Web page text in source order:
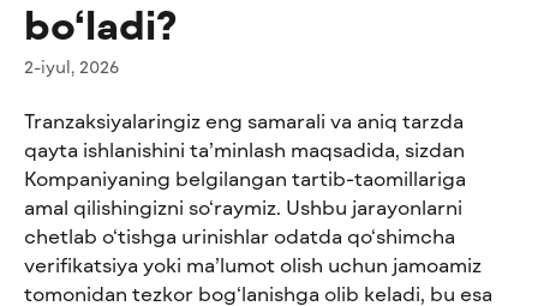
bo‘ladi?
2-iyul, 2026
Tranzaksiyalaringiz eng samarali va aniq tarzda
qayta ishlanishini ta’minlash maqsadida, sizdan
Kompaniyaning belgilangan tartib-taomillariga
amal qilishingizni so‘raymiz. Ushbu jarayonlarni
chetlab o‘tishga urinishlar odatda qo‘shimcha
verifikatsiya yoki ma’lumot olish uchun jamoamiz
tomonidan tezkor bog‘lanishga olib keladi, bu esa